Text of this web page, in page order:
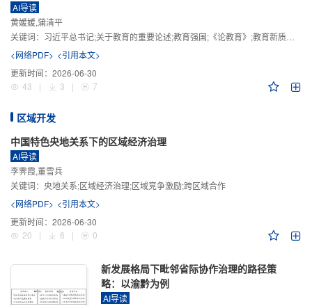
AI导读
黄媛媛,蒲清平
关键词： 习近平总书记;关于教育的重要论述;教育强国;《论教育》;教育新质生产力;教育人工智能
<网络PDF> <引用本文>
更新时间： 2026-06-30
43
| 3 | 7
区域开发
中国特色央地关系下的区域经济治理
AI导读
李霁霞,董雪兵
关键词： 央地关系;区域经济治理;区域竞争激励;跨区域合作
<网络PDF> <引用本文>
更新时间： 2026-06-30
20
| 6 | 0
新发展格局下毗邻省际协作治理的路径策
略：以渝黔为例
AI导读